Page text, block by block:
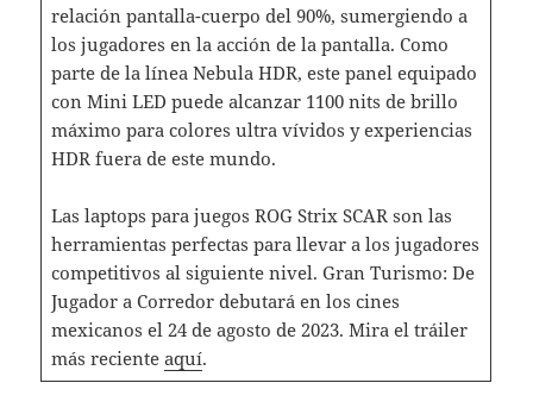
relación pantalla-cuerpo del 90%, sumergiendo a
los jugadores en la acción de la pantalla. Como
parte de la línea Nebula HDR, este panel equipado
con Mini LED puede alcanzar 1100 nits de brillo
máximo para colores ultra vívidos y experiencias
HDR fuera de este mundo.
Las laptops para juegos ROG Strix SCAR son las
herramientas perfectas para llevar a los jugadores
competitivos al siguiente nivel. Gran Turismo: De
Jugador a Corredor debutará en los cines
mexicanos el 24 de agosto de 2023. Mira el tráiler
más reciente aquí.